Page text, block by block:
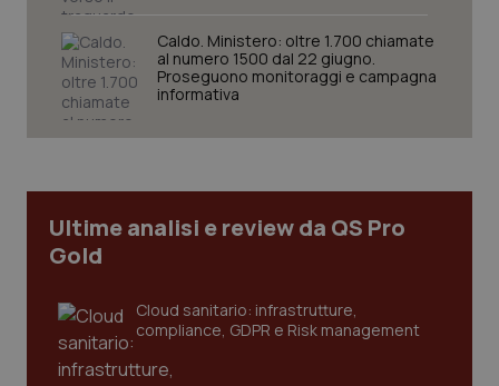
Caldo. Ministero: oltre 1.700 chiamate
al numero 1500 dal 22 giugno.
Proseguono monitoraggi e campagna
informativa
Ultime analisi e review da QS Pro
Gold
Cloud sanitario: infrastrutture,
compliance, GDPR e Risk management
CookieScriptConsent
CookieScript
www.quotidianosanita.it